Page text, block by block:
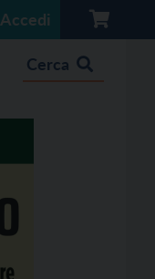
Accedi
Cerca